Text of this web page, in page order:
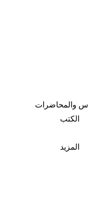
والمحاضرات
الكتب
المزيد